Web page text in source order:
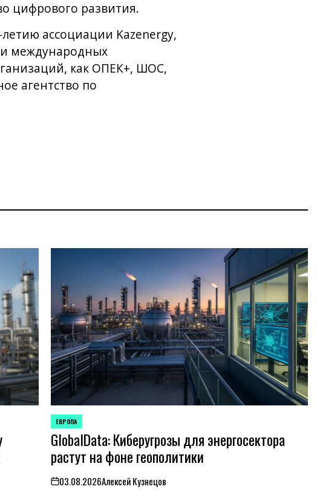
цифрового развития.
ассоциации Kazenergy,
международных
как ОПЕК+, ШОС,
агентство по
ОПУБЛИКОВАНО
В
ЕВРОПА
GlobalData: Киберугрозы для энергосектора
растут на фоне геополитики
on03.08.2026Алексей Кузнецов